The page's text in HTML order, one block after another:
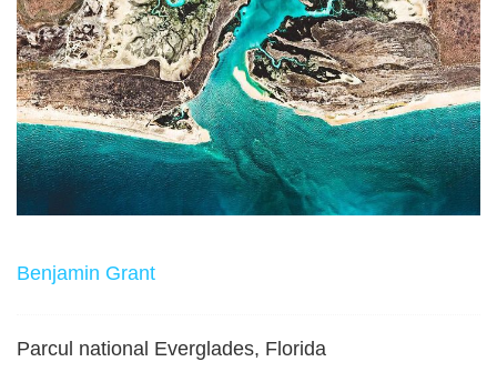
Benjamin Grant
Parcul national Everglades, Florida